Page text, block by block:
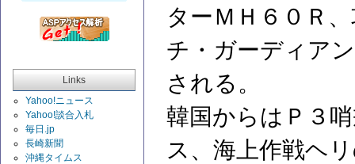
Links
Yahoo!ニュース
Yahoo!談合入札
毎日.jp
長崎新聞
沖縄タイムス
ターＭＨ６０Ｒ
チ・ガーディア
される。
韓国からはＰ３
ス、海上作戦ヘ